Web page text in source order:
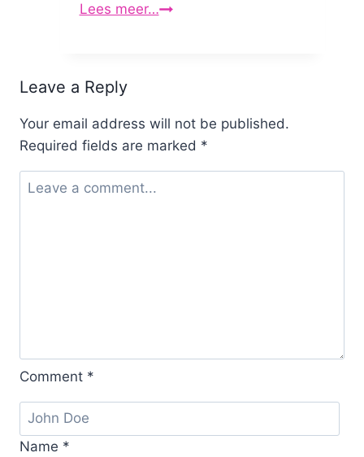
Lees meer…Review:
Leave a Reply
Your email address will not be published.
Required fields are marked *
Comment *
Name *